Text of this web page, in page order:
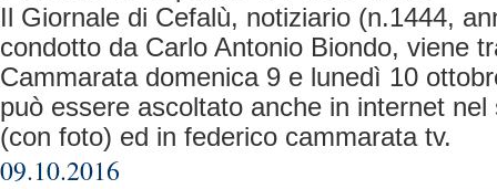
Il Giornale di Cefalù, notiziario (n.1444,
condotto da Carlo Antonio Biondo, viene
Cammarata domenica 9 e lunedì 10
può essere ascoltato anche in internet
(con foto) ed in federico cammarata tv.
09.10.2016